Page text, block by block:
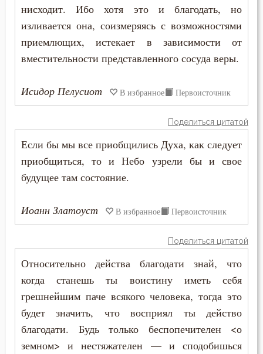
Бог
Богатство
Богоугождение
Борьба
Будущее
Ведение
Вера
Ветхий Завет
Исидор Пелусиот
Макарий Великий
Максим Исповедник
Марк Подвижник
Нектарий Оптинский (Тихонов)
Никодим Святогорец
Никон Оптинский (Беляев)
Нил Синайский
Петр Дамаскин
нисходит. Ибо хотя это и благодать, но
изливается она, соизмеряясь с возможностями
приемлющих, истекает в зависимости от
вместительности представленного сосуда веры.
Исидор Пелусиот В избранное Первоисточник
Поделиться цитатой
Если бы мы все приобщились Духа, как следует
приобщиться, то и Небо узрели бы и свое
будущее там состояние.
Иоанн Златоуст В избранное Первоисточник
Поделиться цитатой
Относительно действа благодати знай, что
когда станешь ты воистину иметь себя
грешнейшим паче всякого человека, тогда это
будет значить, что восприял ты действо
благодати. Будь только беспопечителен <о
земном> и нестяжателен — и сподобишься